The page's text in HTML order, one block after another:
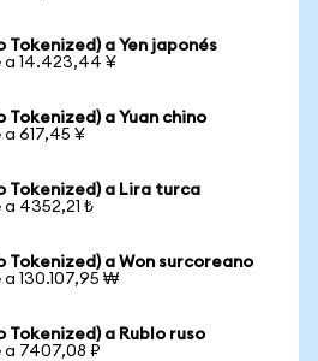
Tokenized) a Yen japonés
a 14.423,44 ¥
Tokenized) a Yuan chino
a 617,45 ¥
Tokenized) a Lira turca
a 4352,21 ₺
Tokenized) a Won surcoreano
a 130.107,95 ₩
Tokenized) a Rublo ruso
a 7407,08 ₽